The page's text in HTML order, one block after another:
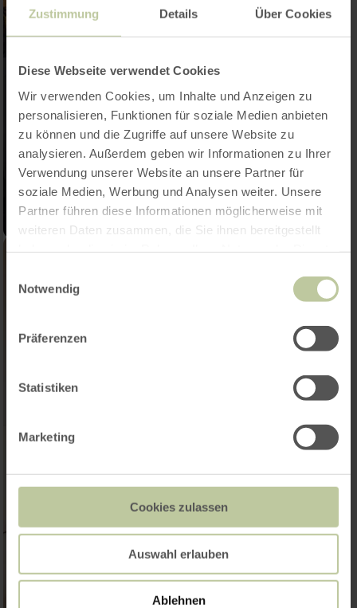
Zustimmung Details Über Cookies
Diese Webseite verwendet Cookies
Wir verwenden Cookies, um Inhalte und Anzeigen zu
personalisieren, Funktionen für soziale Medien anbieten
zu können und die Zugriffe auf unsere Website zu
analysieren. Außerdem geben wir Informationen zu Ihrer
Verwendung unserer Website an unsere Partner für
soziale Medien, Werbung und Analysen weiter. Unsere
Partner führen diese Informationen möglicherweise mit
weiteren Daten zusammen, die Sie ihnen bereitgestellt
Notwendig
Präferenzen
Statistiken
Marketing
Cookies zulassen
Auswahl erlauben
Ablehnen